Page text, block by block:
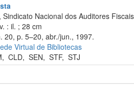
Nacional dos Auditores
: il. ; 28 cm
20, p. 5–20, abr./jun., 1997.
Virtual de Bibliotecas
,CLD,SEN,STF,STJ